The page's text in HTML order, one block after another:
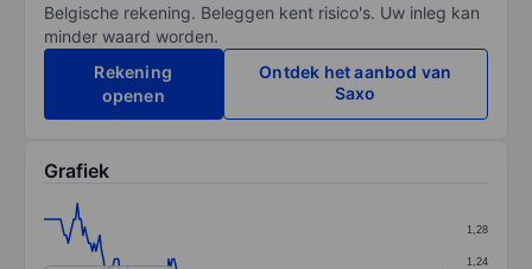
Belgische rekening. Beleggen kent risico's. Uw inleg kan
minder waard worden.
Rekening
openen
Ontdek het aanbod van
Saxo
Grafiek
Line chart with 225 data points.
1,24
1,28